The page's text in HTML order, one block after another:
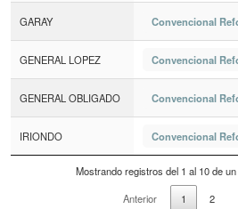
GARAY Convencional
GENERAL LOPEZ Convencional
GENERAL OBLIGADO Convencional
IRIONDO Convencional
Mostrando registros del 1 al 10 de
Anterior
1 2